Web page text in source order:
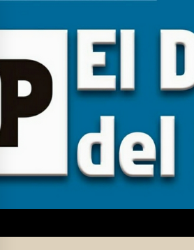
content
EL DIARIO
PUEBLO